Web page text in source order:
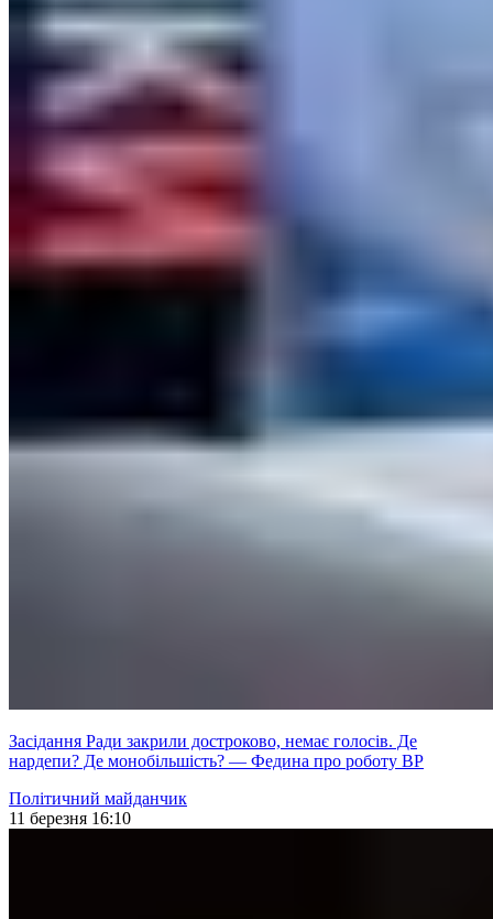
Засідання Ради закрили достроково, немає голосів. Де
нардепи? Де монобільшість? — Федина про роботу ВР
Політичний майданчик
11 березня 16:10